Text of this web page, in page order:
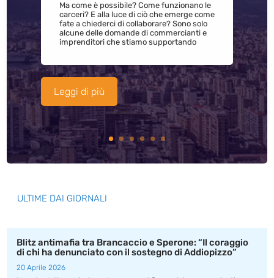
Ma come è possibile? Come funzionano le
carceri? E alla luce di ciò che emerge come
fate a chiederci di collaborare? Sono solo
alcune delle domande di commercianti e
imprenditori che stiamo supportando
Leggi di più
ULTIME DAI GIORNALI
Blitz antimafia tra Brancaccio e Sperone: “Il coraggio
di chi ha denunciato con il sostegno di Addiopizzo”
20 Aprile 2026